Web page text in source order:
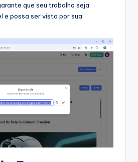
que seu trabalho seja
e possa ser visto por sua